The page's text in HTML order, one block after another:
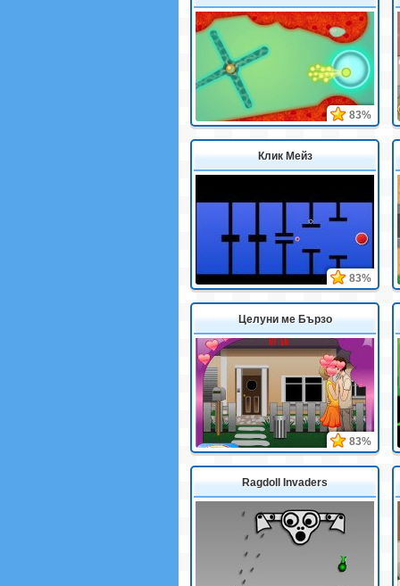
83%
Клик Мейз
83%
Целуни ме Бързо
83%
Ragdoll Invaders